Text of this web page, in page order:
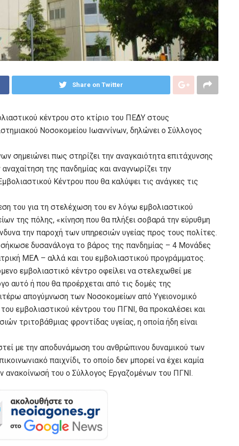
Share on Twitter
κέντρου στο κτίριο του ΠΕΔΥ στους
Νοσοκομείου Ιωαννίνων, δηλώνει ο Σύλλογος
σημειώνει πως στηρίζει την αναγκαιότητα επιτάχυνσης
της πανδημίας και αναγνωρίζει την
Κέντρου που θα καλύψει τις ανάγκες τις
του για τη στελέχωση του εν λόγω εμβολιαστικού
της πόλης, «κίνηση που θα πλήξει σοβαρά την εύρυθμη
την παροχή των υπηρεσιών υγείας προς τους πολίτες.
δυσανάλογα το βάρος της πανδημίας – 4 Μονάδες
ΜΕΛ – αλλά και του εμβολιαστικού προγράμματος.
εμβολιαστικό κέντρο οφείλει να στελεχωθεί με
αυτό ή που θα προέρχεται από τις δομές της
απογύμνωση των Νοσοκομείων από Υγειονομικό
εμβολιαστικού κέντρου του ΠΓΝΙ, θα προκαλέσει και
τριτοβάθμιας φροντίδας υγείας, η οποία ήδη είναι
με την αποδυνάμωση του ανθρώπινου δυναμικού των
παιχνίδι, το οποίο δεν μπορεί να έχει καμία
ανακοίνωσή του ο Σύλλογος Εργαζομένων του ΠΓΝΙ.